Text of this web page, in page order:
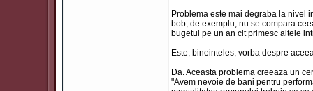
Problema este mai degraba la nivel
bob, de exemplu, nu se compara
bugetul pe un an cit primesc altele
Este, bineinteles, vorba despre
Da. Aceasta problema creeaza un
"Avem nevoie de bani pentru